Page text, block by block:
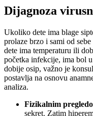
Dijagnoza
Ukoliko dete ima blage
prolaze brzo i sami od
dete ima temperaturu ili
početka infekcije, ima bol
dobije osip, važno je
postavlja na osnovu
analiza.
Fizikalnim
sekret. Zatim